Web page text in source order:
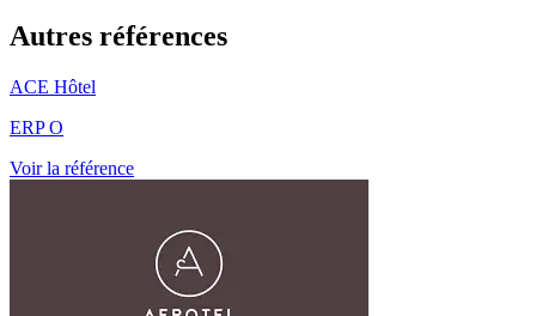
Autres références
ACE Hôtel
ERP O
Voir la référence